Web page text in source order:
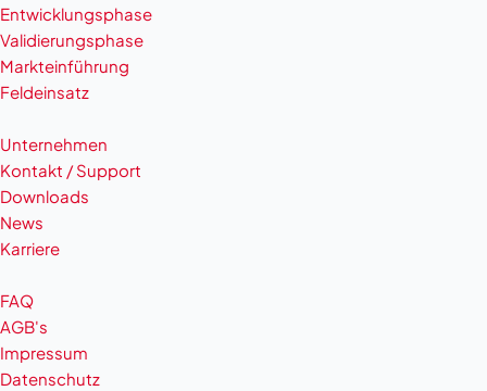
Entwicklungsphase
Validierungsphase
Markteinführung
Feldeinsatz
Unternehmen
Kontakt / Support
Downloads
News
Karriere
FAQ
AGB's
Impressum
Datenschutz